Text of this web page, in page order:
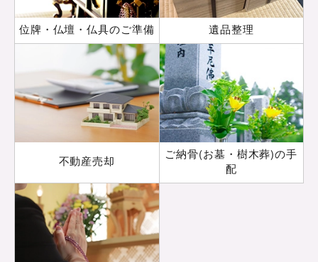
位牌・仏壇・仏具のご準備 遺品整理
不動産売却
ご納骨(お墓・樹木葬)の手
配